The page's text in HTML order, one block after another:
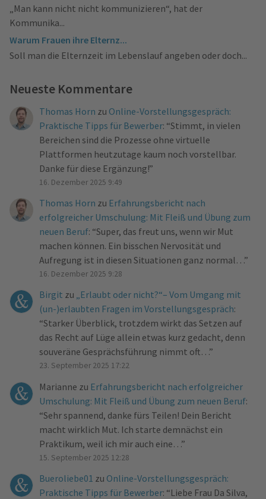
„Man kann nicht nicht kommunizieren“, hat der
Kommunika...
Warum Frauen ihre Elternz...
Soll man die Elternzeit im Lebenslauf angeben oder doch...
Neueste Kommentare
Thomas Horn zu Online-Vorstellungsgespräch:
Praktische Tipps für Bewerber: “Stimmt, in vielen
Bereichen sind die Prozesse ohne virtuelle
Plattformen heutzutage kaum noch vorstellbar.
Danke für diese Ergänzung!”
16. Dezember 2025 9:49
Thomas Horn zu Erfahrungsbericht nach
erfolgreicher Umschulung: Mit Fleiß und Übung zum
neuen Beruf: “Super, das freut uns, wenn wir Mut
machen können. Ein bisschen Nervosität und
Aufregung ist in diesen Situationen ganz normal… ”
16. Dezember 2025 9:28
Birgit zu „Erlaubt oder nicht?“– Vom Umgang mit
(un-)erlaubten Fragen im Vorstellungsgespräch:
“Starker Überblick, trotzdem wirkt das Setzen auf
das Recht auf Lüge allein etwas kurz gedacht, denn
souveräne Gesprächsführung nimmt oft… ”
23. September 2025 17:22
Marianne zu Erfahrungsbericht nach erfolgreicher
Umschulung: Mit Fleiß und Übung zum neuen Beruf:
“Sehr spannend, danke fürs Teilen! Dein Bericht
macht wirklich Mut. Ich starte demnächst ein
Praktikum, weil ich mir auch eine… ”
15. September 2025 12:28
Bueroliebe01 zu Online-Vorstellungsgespräch:
Praktische Tipps für Bewerber: “Liebe Frau Da Silva,